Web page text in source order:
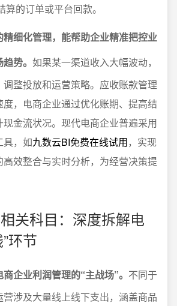
算的订单或平台回款。
细化管理，能帮助企业精准把控业
势。 如果某一渠道收入大幅波动，
整投放和运营策略。应收账款管理
，电商企业通过优化账期、提高结
金流状况。现代电商企业普遍采用
具，如九数云BI免费在线试用，实现
效整合与实时分析，为经营决策提
关科目：深度拆解电
环节
企业利润管理的“主战场”。 不同于
涉及大量线上线下支出，涵盖商品